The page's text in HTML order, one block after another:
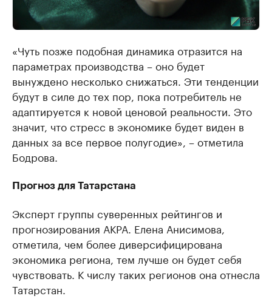
«Чуть позже подобная динамика отразится на
параметрах производства – оно будет
вынуждено несколько снижаться. Эти тенденции
будут в силе до тех пор, пока потребитель не
адаптируется к новой ценовой реальности. Это
значит, что стресс в экономике будет виден в
данных за все первое полугодие», – отметила
Бодрова.
Прогноз для Татарстана
Эксперт группы суверенных рейтингов и
прогнозирования АКРА. Елена Анисимова,
отметила, чем более диверсифицирована
экономика региона, тем лучше он будет себя
чувствовать. К числу таких регионов она отнесла
Татарстан.